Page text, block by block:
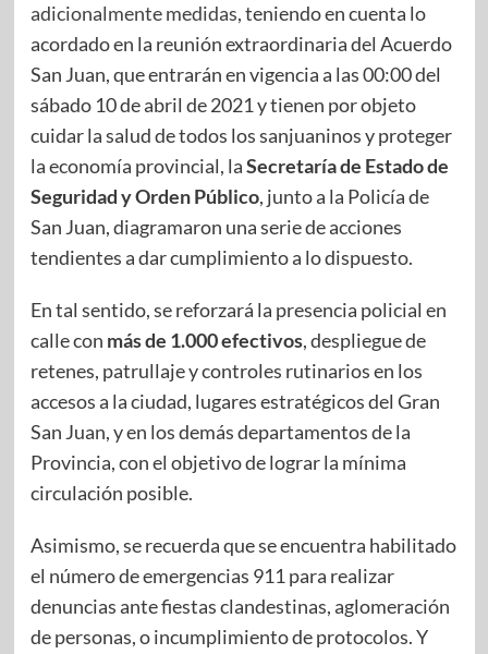
adicionalmente medidas, teniendo en cuenta lo
acordado en la reunión extraordinaria del Acuerdo
San Juan, que entrarán en vigencia a las 00:00 del
sábado 10 de abril de 2021 y tienen por objeto
cuidar la salud de todos los sanjuaninos y proteger
la economía provincial, laSecretaría de Estado de
Seguridad y Orden Público, junto a la Policía de
San Juan, diagramaron una serie de acciones
tendientes a dar cumplimiento a lo dispuesto.
En tal sentido, se reforzará la presencia policial en
calle con más de 1.000 efectivos, despliegue de
retenes, patrullaje y controles rutinarios en los
accesos a la ciudad, lugares estratégicos del Gran
San Juan, y en los demás departamentos de la
Provincia, con el objetivo de lograr la mínima
circulación posible.
Asimismo, se recuerda que se encuentra habilitado
el número de emergencias 911 para realizar
denuncias ante fiestas clandestinas, aglomeración
de personas, o incumplimiento de protocolos. Y